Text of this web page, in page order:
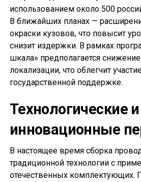
использованием около 500
В ближайших планах —
окраски кузовов, что повысит
снизит издержки. В рамках
шкала» предполагается
локализации, что облегчит
государственной поддержке.
Технологические и
инновационные
В настоящее время сборка
традиционной технологии с
отечественных комплектующих.